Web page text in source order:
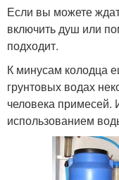
дачи
Водоснабжение
кафе
Если вы можете
включить душ или
подходит.
К минусам колодца
грунтовых водах
человека примесей.
использованием